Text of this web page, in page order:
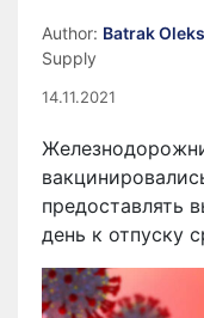
Author: Batrak
Supply
14.11.2021
предоставлять
день к отпуску